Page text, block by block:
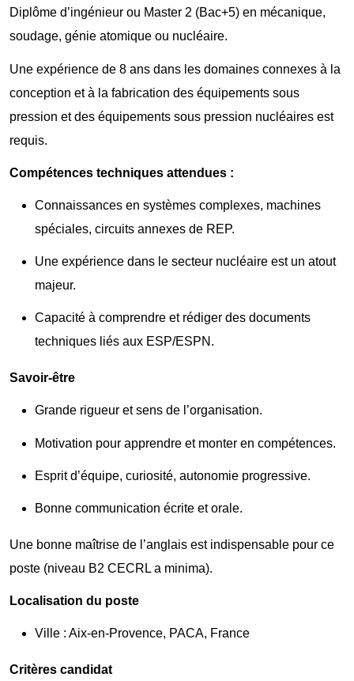
Diplôme d’ingénieur ou Master 2 (Bac+5) en mécanique,
soudage, génie atomique ou nucléaire.
Une expérience de 8 ans dans les domaines connexes à la
conception et à la fabrication des équipements sous
pression et des équipements sous pression nucléaires est
requis.
Compétences techniques attendues :
Connaissances en systèmes complexes, machines
spéciales, circuits annexes de REP.
Une expérience dans le secteur nucléaire est un atout
majeur.
Capacité à comprendre et rédiger des documents
techniques liés aux ESP/ESPN.
Savoir-être
Grande rigueur et sens de l’organisation.
Motivation pour apprendre et monter en compétences.
Esprit d’équipe, curiosité, autonomie progressive.
Bonne communication écrite et orale.
Une bonne maîtrise de l’anglais est indispensable pour ce
poste (niveau B2 CECRL a minima).
Localisation du poste
Ville : Aix-en-Provence, PACA, France
Critères candidat